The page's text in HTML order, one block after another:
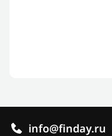
info@finday.ru